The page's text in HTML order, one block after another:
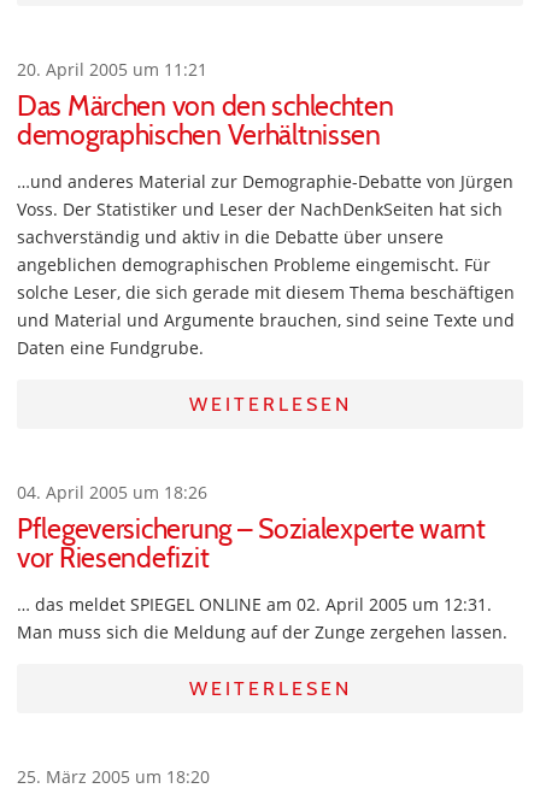
20. April 2005 um 11:21
Das Märchen von den schlechten
demographischen Verhältnissen
…und anderes Material zur Demographie-Debatte von Jürgen
Voss. Der Statistiker und Leser der NachDenkSeiten hat sich
sachverständig und aktiv in die Debatte über unsere
angeblichen demographischen Probleme eingemischt. Für
solche Leser, die sich gerade mit diesem Thema beschäftigen
und Material und Argumente brauchen, sind seine Texte und
Daten eine Fundgrube.
WEITERLESEN
04. April 2005 um 18:26
Pflegeversicherung – Sozialexperte warnt
vor Riesendefizit
… das meldet SPIEGEL ONLINE am 02. April 2005 um 12:31.
Man muss sich die Meldung auf der Zunge zergehen lassen.
WEITERLESEN
25. März 2005 um 18:20